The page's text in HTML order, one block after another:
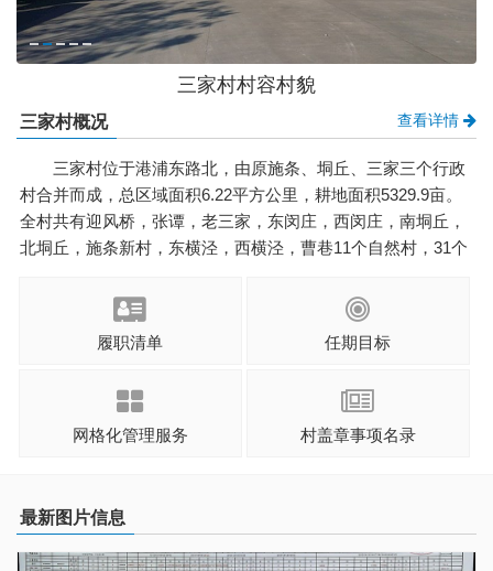
三家村村容村貌
三家村概况 查看详情
三家村位于港浦东路北，由原施条、垌丘、三家三个行政
村合并而成，总区域面积6.22平方公里，耕地面积5329.9亩。
全村共有迎风桥，张谭，老三家，东闵庄，西闵庄，南垌丘，
北垌丘，施条新村，东横泾，西横泾，曹巷11个自然村，31个
来，三家村响应政府号召，大力推进动迁工作，村民皆安置于
各个动迁小区 ...
履职清单
任期目标
网格化管理服务 村盖章事项名录
最新图片信息